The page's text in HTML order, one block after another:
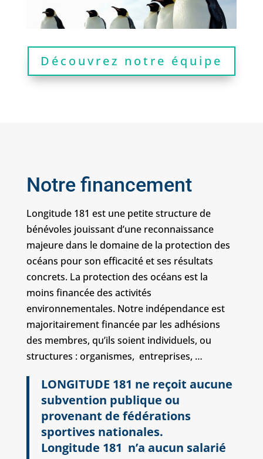
Découvrez notre équipe
Notre financement
Longitude 181 est une petite structure de
bénévoles jouissant d’une reconnaissance
majeure dans le domaine de la protection des
océans pour son efficacité et ses résultats
concrets. La protection des océans est la
moins financée des activités
environnementales. Notre indépendance est
majoritairement financée par les adhésions
des membres, qu’ils soient individuels, ou
structures : organismes, entreprises, …
LONGITUDE 181 ne reçoit aucune
subvention publique ou
provenant de fédérations
sportives nationales.
Longitude 181 n’a aucun salarié